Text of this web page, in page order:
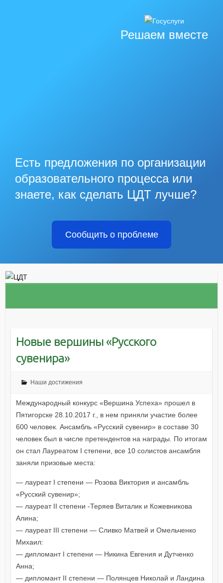
Решаем вместе
Есть предложения по организации
образовательного процесса или
знаете, как сделать ЦДТ лучше?
Сообщить о проблеме
Новые вершины «Русского
сувенира»
Наши достижения
Международный конкурс «Вершина Успеха» прошел в
Пятигорске 28.10.2017 г., в нем приняли участие более
600 человек. Ансамбль «Русский сувенир» в составе 30
человек был в числе претендентов на награды. По итогам
он стал Лауреатом I степени, все 10 солистов ансамбля
заняли призовые места:
— лауреат I степени — Розова Виктория и ансамбль
«Русский сувенир»;
— лауреат II степени -Теряев Виталик и Кожевникова
Алина;
— лауреат III степени — Сливко Матвей и Омельченко
Михаил:
— дипломант I степени — Никина Евгения и Дутченко
Анна;
— дипломант II степени — Полянцев Николай и Ландина